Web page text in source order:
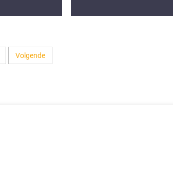
Volgende